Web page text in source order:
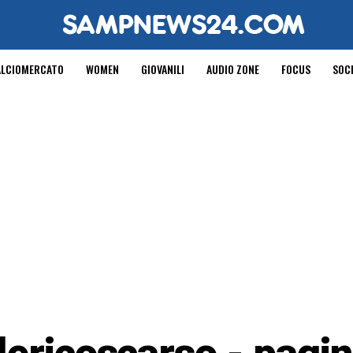
WOMEN GIOVANILI AUDIO ZONE FOCUS